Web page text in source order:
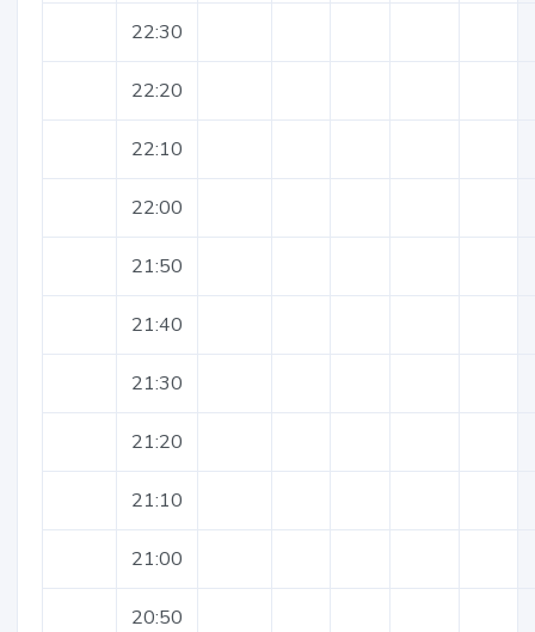
22:30
22:20
22:10
22:00
21:50
21:40
21:30
21:20
21:10
21:00
20:50